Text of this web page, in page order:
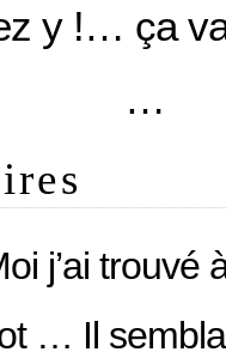
y !… ça
…
j’ai trouvé
… Il